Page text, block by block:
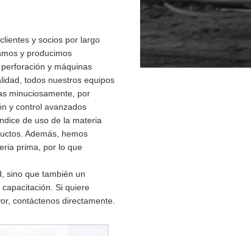
y socios por largo
y producimos
y máquinas
todos nuestros equipos
minuciosamente, por
y control avanzados
de uso de la materia
Además, hemos
prima, por lo que
sino que también un
Si quiere
contáctenos directamente.